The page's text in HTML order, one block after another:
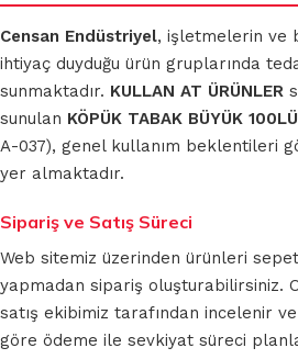
Censan Endüstriyel, işletmelerin ve
ihtiyaç duyduğu ürün gruplarında
sunmaktadır. KULLAN AT ÜRÜNLER
sunulan KÖPÜK TABAK BÜYÜK
A-037), genel kullanım beklentileri
yer almaktadır.
Sipariş ve Satış Süreci
Web sitemiz üzerinden ürünleri
yapmadan sipariş oluşturabilirsiniz.
satış ekibimiz tarafından incelenir
göre ödeme ile sevkiyat süreci